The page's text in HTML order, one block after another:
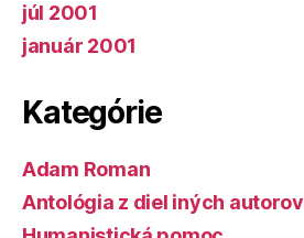
júl 2001
január 2001
Kategórie
Adam Roman
Antológia z diel iných autorov